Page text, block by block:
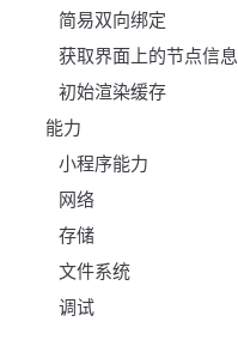
简易双向绑定
获取界面上的节点信息
初始渲染缓存
能力
小程序能力
网络
存储
文件系统
调试